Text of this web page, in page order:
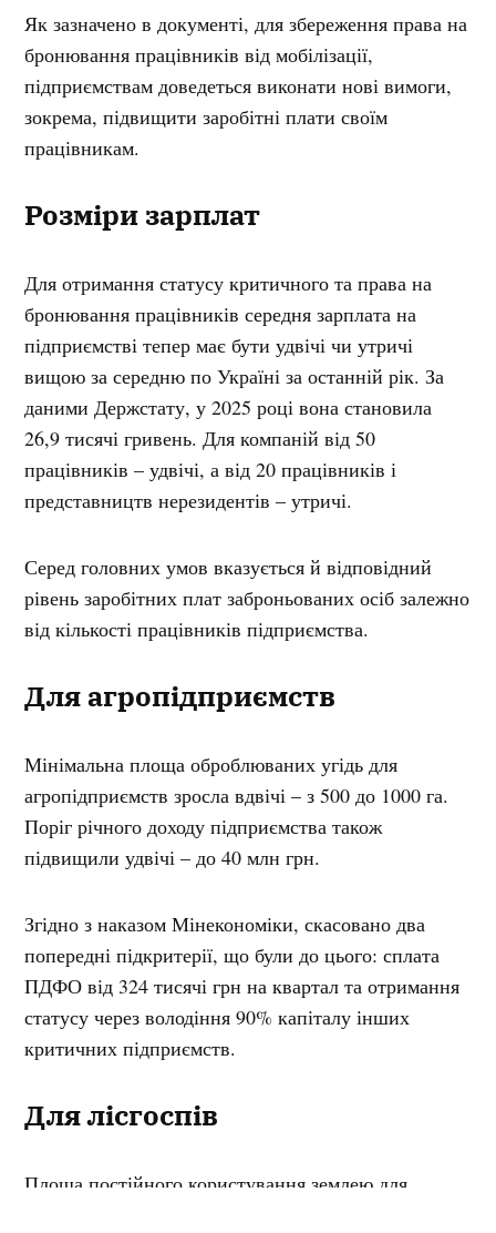
Як зазначено в документі, для збереження права на
бронювання працівників від мобілізації,
підприємствам доведеться виконати нові вимоги,
зокрема, підвищити заробітні плати своїм
працівникам.
Розміри зарплат
Для отримання статусу критичного та права на
бронювання працівників середня зарплата на
підприємстві тепер має бути удвічі чи утричі
вищою за середню по Україні за останній рік. За
даними Держстату, у 2025 році вона становила
26,9 тисячі гривень. Для компаній від 50
працівників – удвічі, а від 20 працівників і
представництв нерезидентів – утричі.
Серед головних умов вказується й відповідний
рівень заробітних плат заброньованих осіб залежно
від кількості працівників підприємства.
Для агропідприємств
Мінімальна площа оброблюваних угідь для
агропідприємств зросла вдвічі – з 500 до 1000 га.
Поріг річного доходу підприємства також
підвищили удвічі – до 40 млн грн.
Згідно з наказом Мінекономіки, скасовано два
попередні підкритерії, що були до цього: сплата
ПДФО від 324 тисячі грн на квартал та отримання
статусу через володіння 90% капіталу інших
критичних підприємств.
Для лісгоспів
Площа постійного користування землею для